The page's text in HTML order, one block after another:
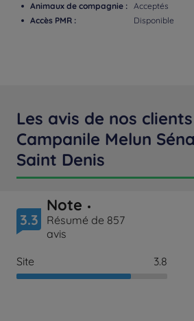
Animaux de compagnie : Acceptés
Accès PMR :
Disponible
Les avis de nos
Campanile Melun
Saint Denis
3.3
Note
Résumé de 857
avis
Site
3.8